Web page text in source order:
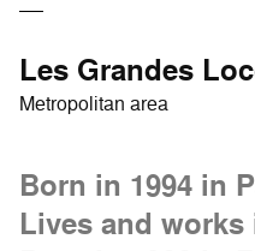
Les Grandes
Metropolitan area
Born in 1994 in
Lives and works